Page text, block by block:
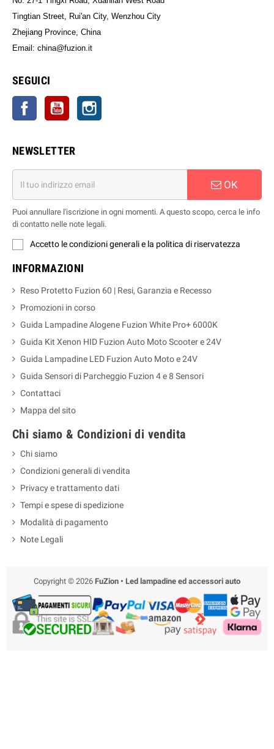
Tingtian Street, Rui'an City, Wenzhou City
Zhejiang Province, China
Email: china@fuzion.it
SEGUICI
Facebook YouTube
NEWSLETTER
OK
Puoi annullare l'iscrizione in ogni momenti. A questo scopo, cerca le info
di contatto nelle note legali.
Accetto le condizioni generali e la politica di riservatezza
INFORMAZIONI
Reso Protetto Fuzion 60 | Resi, Garanzia e Recesso
Promozioni in corso
Guida Lampadine Alogene Fuzion White Pro+ 6000K
Guida Kit Xenon HID Fuzion Auto Moto Scooter e 24V
Guida Lampadine LED Fuzion Auto Moto e 24V
Guida Sensori di Parcheggio Fuzion 4 e 8 Sensori
Contattaci
Mappa del sito
Chi siamo & Condizioni di vendita
Chi siamo
Condizioni generali di vendita
Privacy e trattamento dati
Tempi e spese di spedizione
Modalità di pagamento
Note Legali
Copyright © 2026 FuZion • Led lampadine ed accessori auto